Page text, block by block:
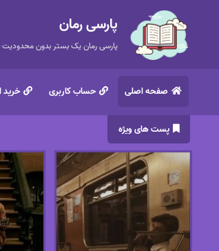
پارسی رمان
پارسی رمان یک بستر بدون محدودیت
صفحه اصلی حساب کاربری خرید
پست های ویژه